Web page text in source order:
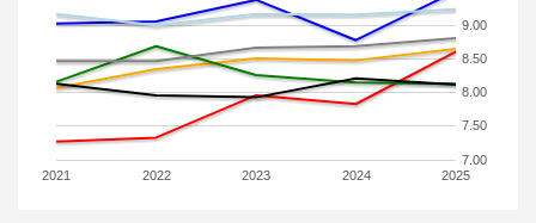
2021 2022 2023 2024 2025
7.00
7.50
8.00
8.50
9.00